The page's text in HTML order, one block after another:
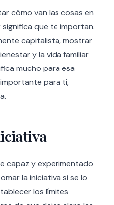
cómo van las cosas en
significa que te importan.
capitalista, mostrar
y la vida familiar
mucho para esa
para ti,
capaz y experimentado
la iniciativa si se lo
los límites